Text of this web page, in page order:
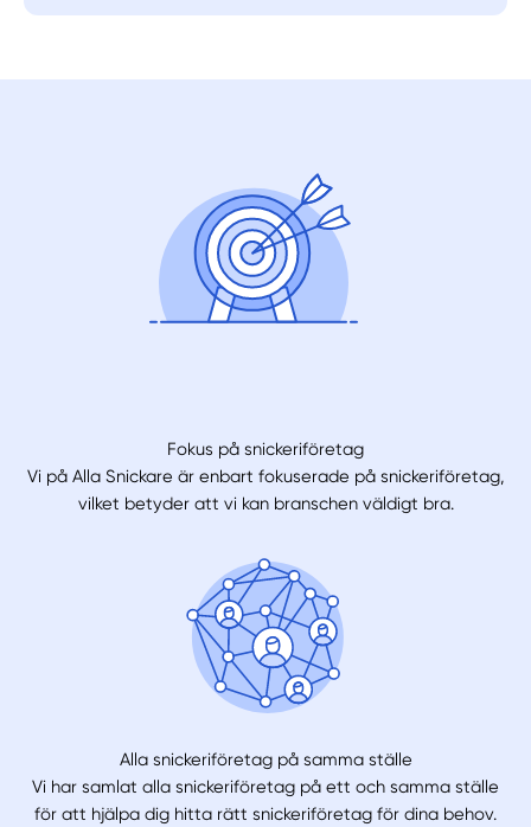
Fokus på snickeriföretag
Vi på Alla Snickare är enbart fokuserade på snickeriföretag,
vilket betyder att vi kan branschen väldigt bra.
Alla snickeriföretag på samma ställe
Vi har samlat alla snickeriföretag på ett och samma ställe
för att hjälpa dig hitta rätt snickeriföretag för dina behov.